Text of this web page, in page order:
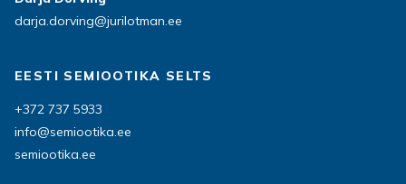
darja.dorving@jurilotman.ee
EESTI SEMIOOTIKA SELTS
+372 737 5933
info@semiootika.ee
semiootika.ee